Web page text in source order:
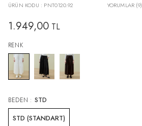
ÜRÜN KODU : PNT0120.92 YORUMLAR (9)
1.949,00 TL
RENK
BEDEN : STD
STD (STANDART)